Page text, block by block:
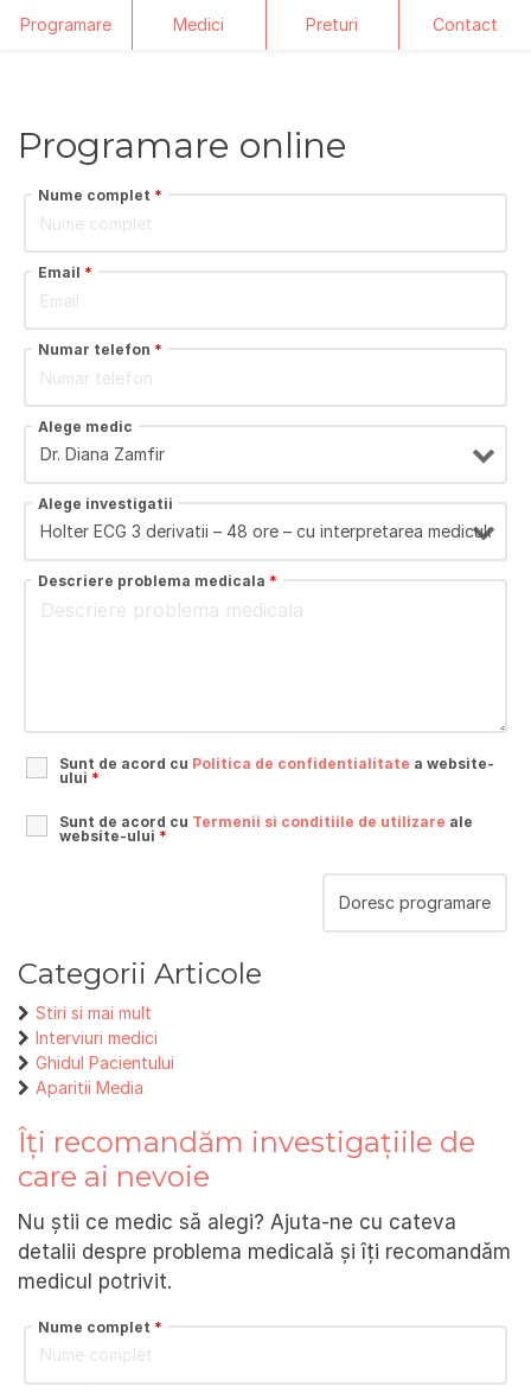
content
Programare Medici Preturi Contact
Programare online
Nume complet *
Email *
Numar telefon *
Alege medic
Alege investigatii
Descriere problema medicala *
Sunt de acord cu Politica de confidentialitate a website-
ului *
Sunt de acord cu Termenii si conditiile de utilizare ale
website-ului *
Categorii Articole
Stiri si mai mult
Interviuri medici
Ghidul Pacientului
Aparitii Media
Îți recomandăm investigațiile de
care ai nevoie
Nu știi ce medic să alegi? Ajuta-ne cu cateva
detalii despre problema medicală și îți recomandăm
medicul potrivit.
Nume complet *